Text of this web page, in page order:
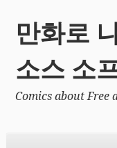
만화로
소스 소
Comics about Free